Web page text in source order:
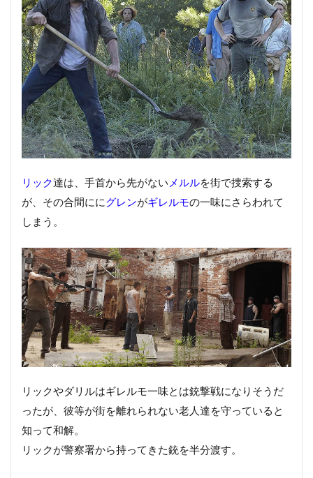
リック達は、手首から先がない メルルを街で捜索する
が、その合間ににグレンがギレルモの一味にさらわれて
しまう。
リックやダリルはギレルモ一味とは銃撃戦になりそうだ
ったが、彼等が街を離れられない老人達を守っていると
知って和解。
リックが警察署から持ってきた銃を半分渡す。